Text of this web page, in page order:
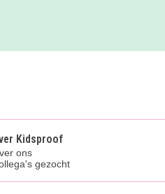
Kidsproof
ons
gezocht